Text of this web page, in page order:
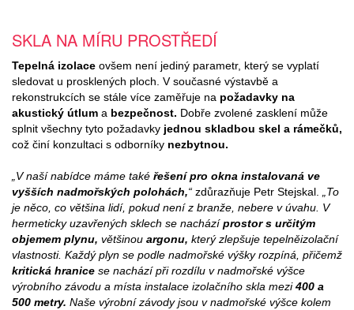
SKLA NA MÍRU PROSTŘEDÍ
Tepelná izolace ovšem není jediný parametr, který se vyplatí
sledovat u prosklených ploch. V současné výstavbě a
rekonstrukcích se stále více zaměřuje na požadavky na
akustický útlum a bezpečnost. Dobře zvolené zasklení může
splnit všechny tyto požadavky jednou skladbou skel a rámečků,
což činí konzultaci s odborníky nezbytnou.
„V naší nabídce máme také řešení pro okna instalovaná ve
vyšších nadmořských polohách,“ zdůrazňuje Petr Stejskal. „To
je něco, co většina lidí, pokud není z branže, nebere v úvahu. V
hermeticky uzavřených sklech se nacházíprostor s určitým
objemem plynu, většinou argonu, který zlepšuje tepelněizolační
vlastnosti. Každý plyn se podle nadmořské výšky rozpíná, přičemž
kritická hranice se nachází při rozdílu v nadmořské výšce
výrobního závodu a místa instalace izolačního skla mezi400 a
500 metry. Naše výrobní závody jsou v nadmořské výšce kolem